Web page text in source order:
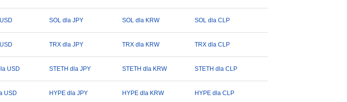
SOL dla JPY SOL dla KRW SOL dla CLP
TRX dla JPY TRX dla KRW TRX dla CLP
USD STETH dla JPY STETH dla KRW STETH dla CLP
USD HYPE dla JPY HYPE dla KRW HYPE dla CLP